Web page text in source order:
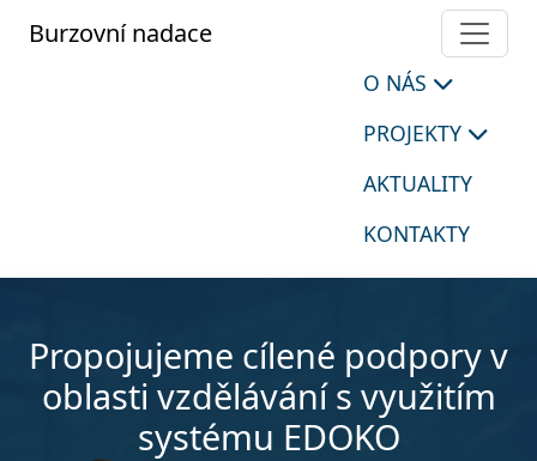
Burzovní nadace
O NÁS
PROJEKTY
AKTUALITY
KONTAKTY
Propojujeme cílené podpory v
oblasti vzdělávání s využitím
systému EDOKO